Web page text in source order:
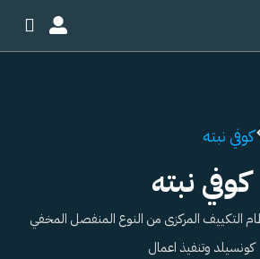
كوفي نبته
كوفي نبته
التكييف المركزى من النوع المنفصل المخفي
كونسيلد وتنفيذ اعمال